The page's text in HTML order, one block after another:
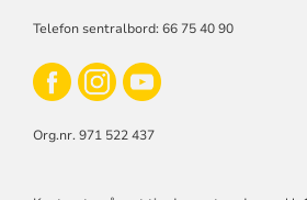
Telefon sentralbord: 66 75 40 90
Org.nr. 971 522 437